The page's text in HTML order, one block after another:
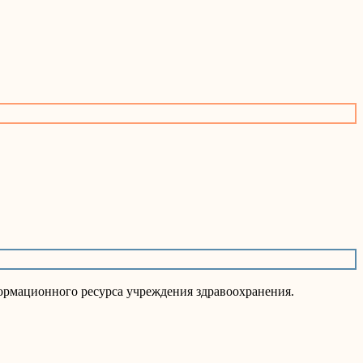
ресурса учреждения здравоохранения.